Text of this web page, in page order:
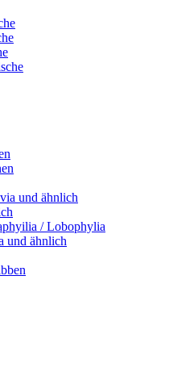
und ähnlich
/ Lobophylia
und ähnlich